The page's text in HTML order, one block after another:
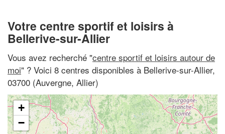
Votre centre sportif et loisirs à
Bellerive-sur-Allier
Vous avez recherché "centre sportif et loisirs autour de
moi" ? Voici 8 centres disponibles à Bellerive-sur-Allier,
03700 (Auvergne, Allier)
+
−